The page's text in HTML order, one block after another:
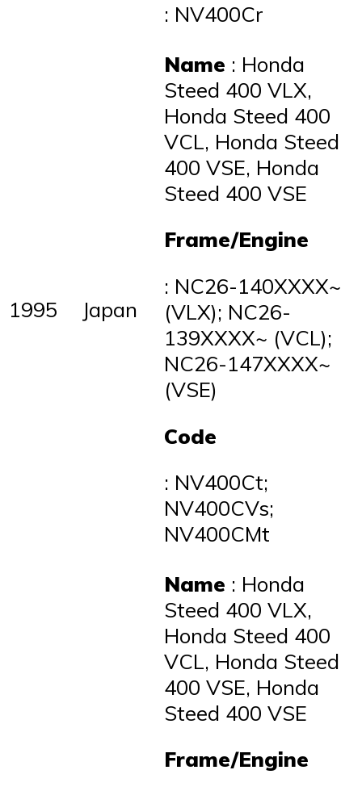
: NV400Cr
1995 Japan
Name : Honda
Steed 400 VLX,
Honda Steed 400
VCL, Honda Steed
400 VSE, Honda
Steed 400 VSE
Frame/Engine
: NC26-140XXXX~
(VLX); NC26-
139XXXX~ (VCL);
NC26-147XXXX~
(VSE)
Code
: NV400Ct;
NV400CVs;
NV400CMt
Name : Honda
Steed 400 VLX,
Honda Steed 400
VCL, Honda Steed
400 VSE, Honda
Steed 400 VSE
Frame/Engine